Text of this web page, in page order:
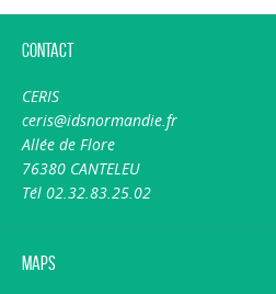
Contact
CERIS
ceris@idsnormandie.fr
Allée de Flore
76380 CANTELEU
Tél 02.32.83.25.02
Maps